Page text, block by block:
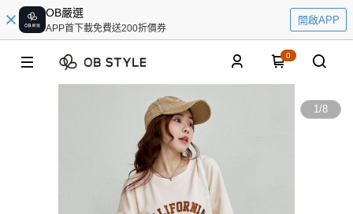
OB嚴選
APP首下載免費送200折價券
開啟APP
0
1/8